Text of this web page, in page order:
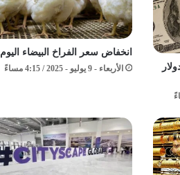
انخفاض سعر الفراخ البيضاء اليوم
الأربعاء - 9 يوليو - 2025 / 4:15 مساءً